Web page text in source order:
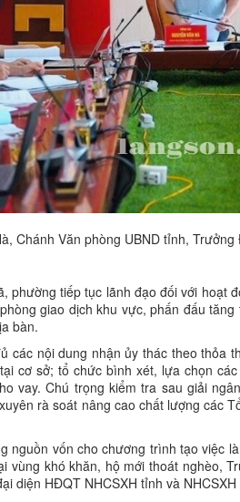
Chánh Văn phòng UBND tỉnh,
phường tiếp tục lãnh đạo đối với
giao dịch khu vực, phấn đấu
bàn.
các nội dung nhận ủy thác theo thỏa
cơ sở; tổ chức bình xét, lựa chọn
vay. Chú trọng kiểm tra sau giải
rà soát nâng cao chất lượng các
nguồn vốn cho chương trình tạo việc
vùng khó khăn, hộ mới thoát nghèo,
diện HĐQT NHCSXH tỉnh và